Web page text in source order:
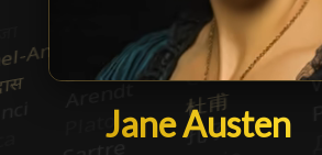
Jane Austen
Jane Austen█